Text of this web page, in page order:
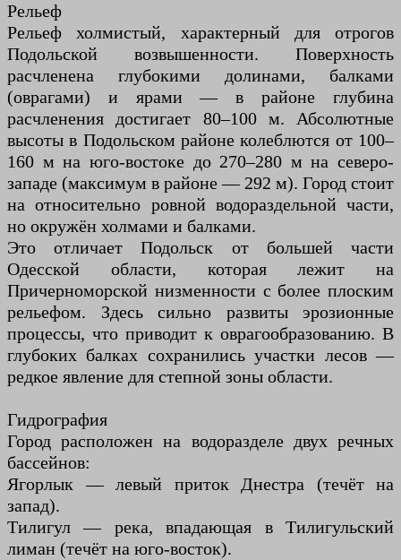
Рельеф
Рельеф холмистый, характерный для отрогов
Подольской возвышенности. Поверхность
расчленена глубокими долинами, балками
(оврагами) и ярами — в районе глубина
расчленения достигает 80–100 м. Абсолютные
высоты в Подольском районе колеблются от 100–
160 м на юго-востоке до 270–280 м на северо-
западе (максимум в районе — 292 м). Город стоит
на относительно ровной водораздельной части,
но окружён холмами и балками.
Это отличает Подольск от большей части
Одесской области, которая лежит на
Причерноморской низменности с более плоским
рельефом. Здесь сильно развиты эрозионные
процессы, что приводит к оврагообразованию. В
глубоких балках сохранились участки лесов —
редкое явление для степной зоны области.
Гидрография
Город расположен на водоразделе двух речных
бассейнов:
Ягорлык — левый приток Днестра (течёт на
запад).
Тилигул — река, впадающая в Тилигульский
лиман (течёт на юго-восток).